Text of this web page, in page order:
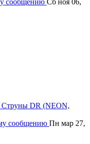
сообщению Сб ноя 06,
Струны DR (NEON,
сообщению Пн мар 27,